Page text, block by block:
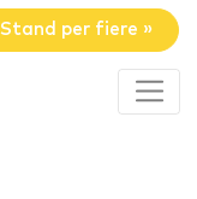
Stand per fiere »